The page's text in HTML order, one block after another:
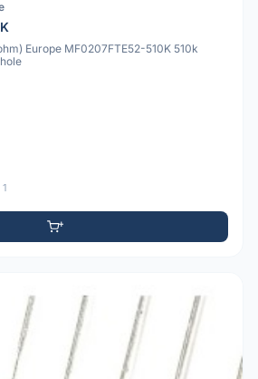
Europe MF0207FTE52-510K 510k